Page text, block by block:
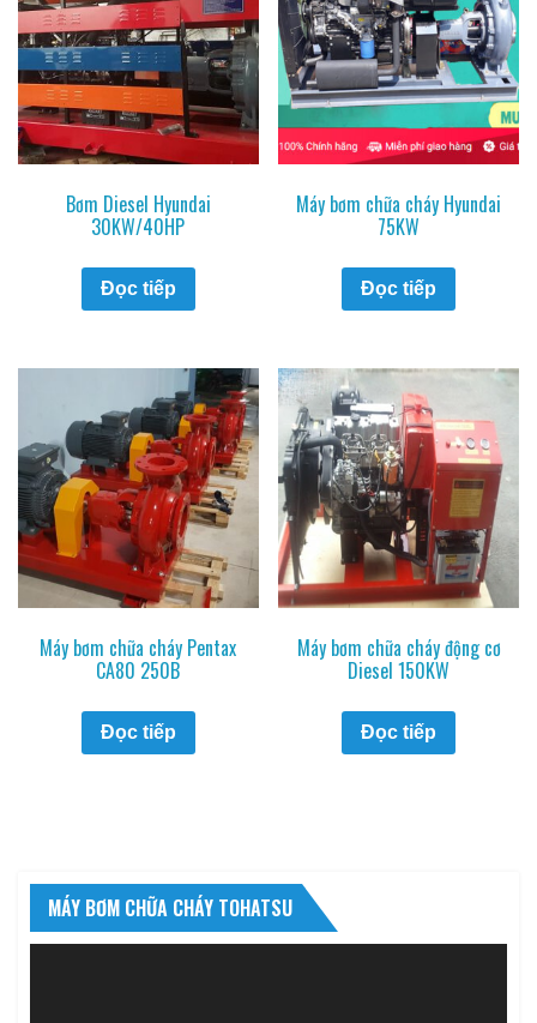
Bơm Diesel Hyundai
30KW/40HP
Đọc tiếp
Máy bơm chữa cháy Hyundai
75KW
Đọc tiếp
Máy bơm chữa cháy Pentax
CA80 250B
Đọc tiếp
Máy bơm chữa cháy động cơ
Diesel 150KW
Đọc tiếp
MÁY BƠM CHỮA CHÁY TOHATSU